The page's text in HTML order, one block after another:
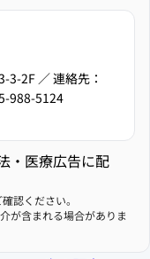
2F ／ 連絡先：
988-5124
・医療広告に配
認ください。
が含まれる場合がありま